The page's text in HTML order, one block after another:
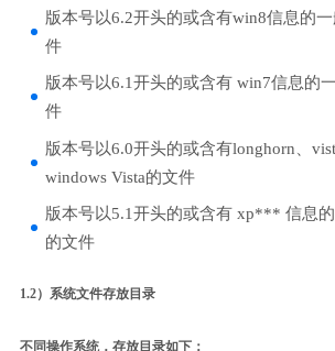
版本号以6.2开头的或含有win8信息的
件
版本号以6.1开头的或含有 win7信息的
件
版本号以6.0开头的或含有longhorn、
windows Vista的文件
版本号以5.1开头的或含有 xp*** 信息
的文件
1.2）系统文件存放目录
不同操作系统，存放目录如下：